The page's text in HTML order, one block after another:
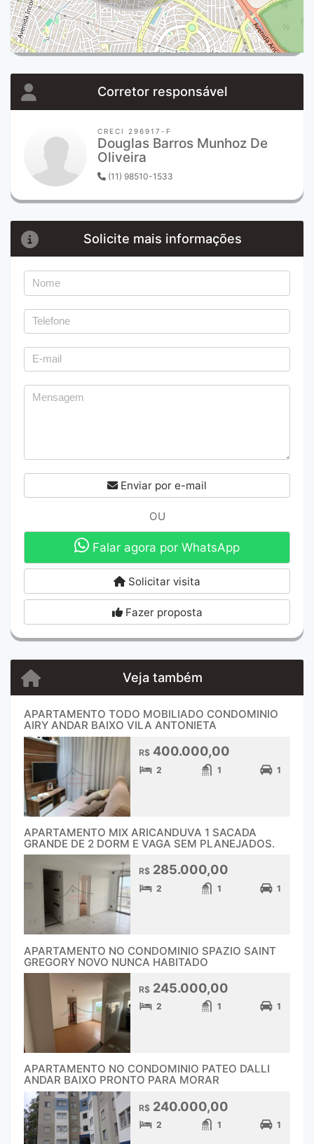
Corretor responsável
CRECI 296917-F
Douglas Barros Munhoz De
Oliveira
(11) 98510-1533
Solicite mais informações
Enviar por e-mail
OU
Falar agora por WhatsApp
Solicitar visita
Fazer proposta
Veja também
APARTAMENTO TODO MOBILIADO CONDOMINIO
AIRY ANDAR BAIXO VILA ANTONIETA
R$ 400.000,00
2 1 1
APARTAMENTO MIX ARICANDUVA 1 SACADA
GRANDE DE 2 DORM E VAGA SEM PLANEJADOS.
R$ 285.000,00
2 1 1
APARTAMENTO NO CONDOMINIO SPAZIO SAINT
GREGORY NOVO NUNCA HABITADO
R$ 245.000,00
2 1 1
APARTAMENTO NO CONDOMINIO PATEO DALLI
ANDAR BAIXO PRONTO PARA MORAR
R$ 240.000,00
2 1 1